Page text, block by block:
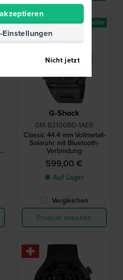
G-Shock
GM-B2100BD-1AER
Classic 44.4 mm Vollmetall-
Solaruhr mit Bluetooth-
Verbindung
599,00 €
● Auf Lager
Vergleichen
Produkt ansehen
Bestseller
Einstellungen
Nicht jetzt